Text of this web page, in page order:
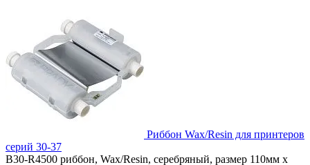
Риббон Wax/Resin для принтеров
серий 30-37
B30-R4500 риббон, Wax/Resin, серебряный, размер 110мм х